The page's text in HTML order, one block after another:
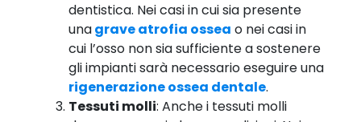
dentistica. Nei casi in cui sia presente
unagrave atrofia ossea o nei casi in
cui l’osso non sia sufficiente a sostenere
gli impianti sarà necessario eseguire una
rigenerazione ossea dentale.
Tessuti molli: Anche i tessuti molli